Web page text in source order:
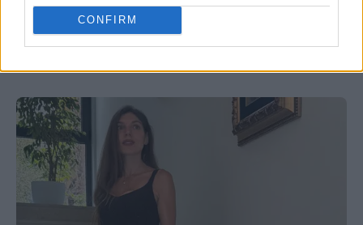
CONFIRM
μπορεί να την ανεβάζουν χωρίς να το
καταλαβαίνετε – Τι πρέπει να προσέξετε